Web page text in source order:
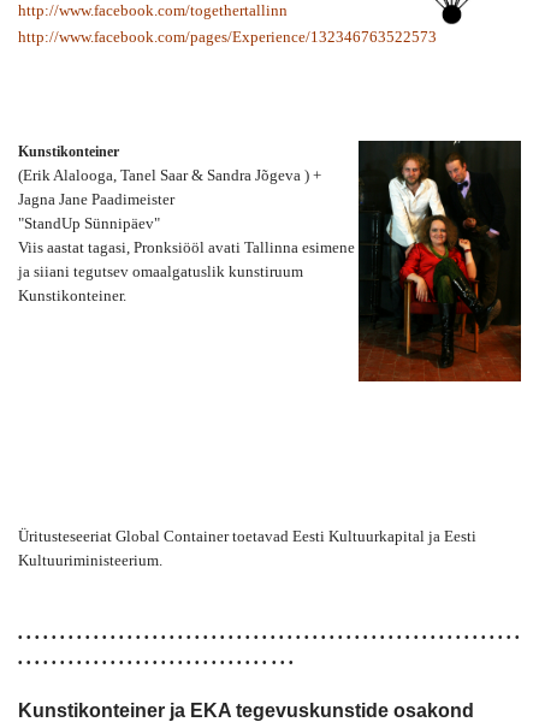
http://www.facebook.com/togethertallinn
http://www.facebook.com/pages/Experience/132346763522573
Kunstikonteiner
(Erik Alalooga, Tanel Saar & Sandra Jõgeva ) +
Jagna Jane Paadimeister
"StandUp Sünnipäev"
Viis aastat tagasi, Pronksiööl avati Tallinna esimene
ja siiani tegutsev omaalgatuslik kunstiruum
Kunstikonteiner.
Üritusteseeriat Global Container toetavad Eesti Kultuurkapital ja Eesti
Kultuuriministeerium.
• • • • • • • • • • • • • • • • • • • • • • • • • • • • • • • • • • • • • • • • • • • • • • • • • • • • • • • • • • • •
• • • • • • • • • • • • • • • • • • • • • • • • • • • • • • • • •
Kunstikonteiner ja EKA tegevuskunstide osakond